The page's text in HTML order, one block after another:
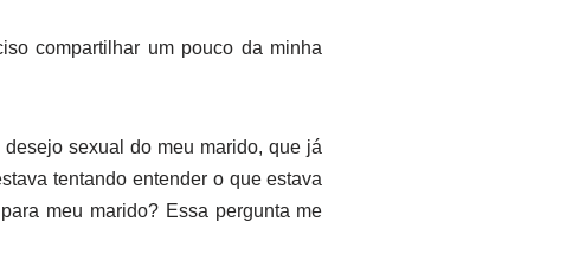
compartilhar um pouco da minha
sexual do meu marido, que já
tentando entender o que estava
meu marido? Essa pergunta me